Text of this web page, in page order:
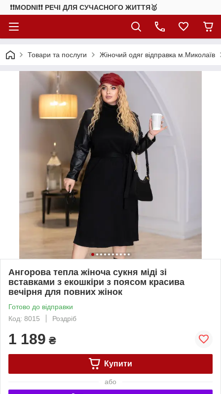
❗❗MODNI❗❗ РЕЧІ ДЛЯ СУЧАСНОГО ЖИТТЯ🥇
Товари та послуги Жіночий одяг відправка м.Миколаїв
Ангорова тепла жіноча сукня міді зі
вставками з екошкіри з поясом красива
вечірня для повних жінок
Готово до відправки
Код: 8015
Роздріб
1 189 ₴
Купити
або